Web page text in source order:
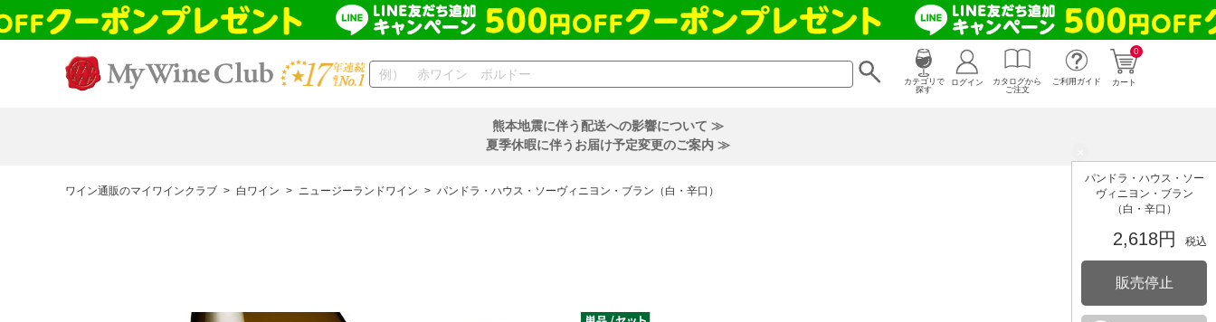
カテゴリで
探す
0
カート
ログイン
カタログから
ご注文
ご利用ガイド
熊本地震に伴う配送への影響について ≫
夏季休暇に伴うお届け予定変更のご案内 ≫
ワイン通販のマイワインクラブ > 白ワイン > ニュージーランドワイン > パンドラ・ハウス・ソーヴィニヨン・ブラン（白・辛口）
パンドラ・ハウス・ソー
ヴィニヨン・ブラン
（白・辛口）
2,618円 税込
販売停止